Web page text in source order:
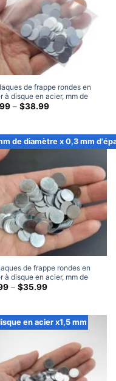
de frappe rondes en
à disque en acier, mm de
x 0,5 mm d'épaisseur
– $38.99Gamme
à
travers
de diamètre x 0,3 mm
de frappe rondes en
à disque en acier, mm de
x 0,3 mm d'épaisseur
– $35.99Gamme
à
travers
en acier x1,5 mm